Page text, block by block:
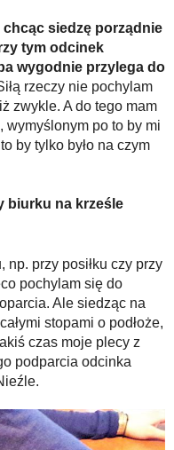
siedzę porządnie
tym odcinek
wygodnie przylega do
rzeczy nie pochylam
zwykle. A do tego mam
wymyślonym po to by mi
by tylko było na czym
biurku na krześle
np. przy posiłku czy przy
pochylam się do
Ale siedząc na
stopami o podłoże,
czas moje plecy z
podparcia odcinka